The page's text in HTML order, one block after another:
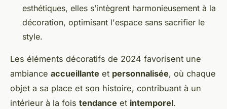
esthétiques, elles s’intègrent harmonieusement à la
décoration, optimisant l'espace sans sacrifier le
style.
Les éléments décoratifs de 2024 favorisent une
ambiance accueillante et personnalisée, où chaque
objet a sa place et son histoire, contribuant à un
intérieur à la fois tendance et intemporel.